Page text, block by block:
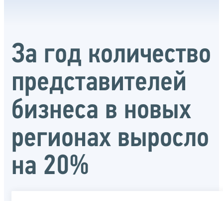
За год количество
представителей
бизнеса в новых
регионах выросло
на 20%